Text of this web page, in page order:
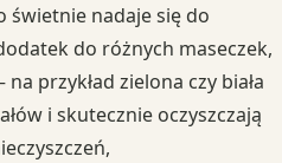
świetnie nadaje się do
do różnych maseczek,
na przykład zielona czy biała
i skutecznie oczyszczają